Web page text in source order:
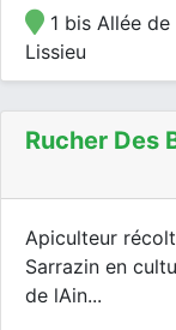
1 bis Allée
Lissieu
Rucher Des
Apiculteur
Sarrazin en
de lAin...